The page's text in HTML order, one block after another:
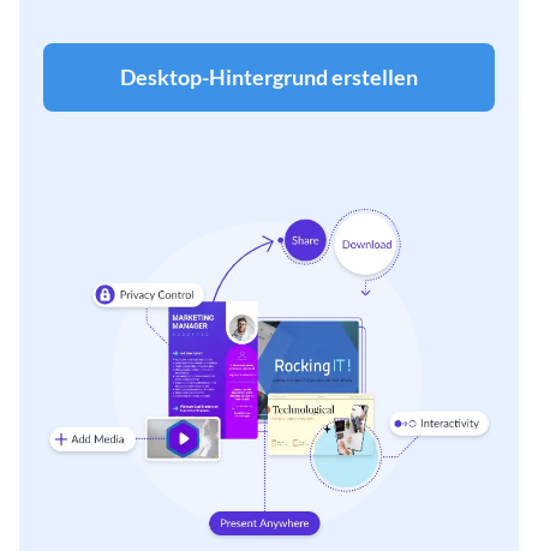
Desktop-Hintergrund erstellen